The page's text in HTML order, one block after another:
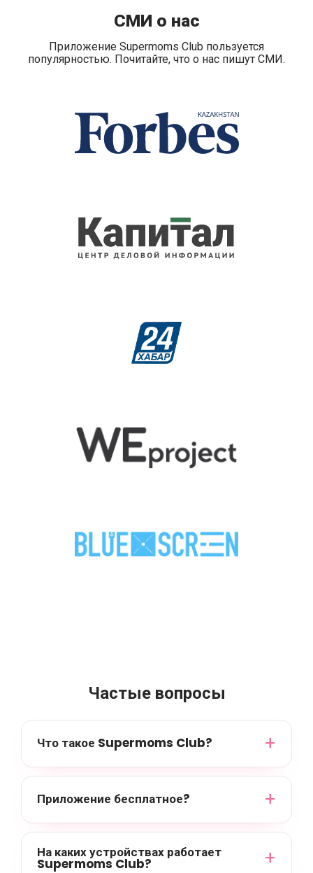
СМИ о нас
Приложение Supermoms Club пользуется
популярностью. Почитайте, что о нас пишут СМИ.
Частые вопросы
Что такое Supermoms Club?
Приложение бесплатное?
На каких устройствах работает
Supermoms Club?